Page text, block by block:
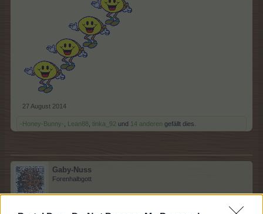
27 August 2014
-Honey-Bunny- Lean88 tinka_92 und 14 anderen gefällt dies.
Gaby-Nuss
Forenhalbgott